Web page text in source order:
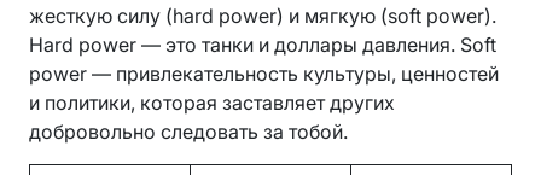
жесткую силу (hard power) и мягкую (soft power).
Hard power — это танки и доллары давления. Soft
power — привлекательность культуры, ценностей
и политики, которая заставляет других
добровольно следовать за тобой.